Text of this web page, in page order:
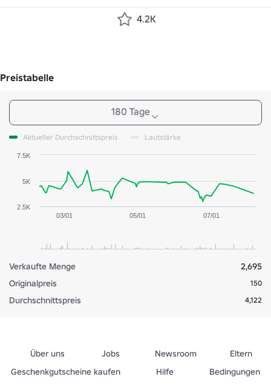
4.2K
Preistabelle
180 Tage
Aktueller Durchschnittspreis Lautstärke
03/01 05/01 07/01
2.5K
5K
7.5K
Verkaufte Menge
2,695
Originalpreis
150
Durchschnittspreis 4,122
Über uns Jobs Newsroom
Eltern
Geschenkgutscheine kaufen
Hilfe
Bedingungen